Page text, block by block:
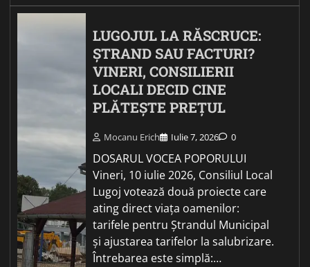
LUGOJUL LA RĂSCRUCE:
ȘTRAND SAU FACTURI?
VINERI, CONSILIERII
LOCALI DECID CINE
PLĂTEȘTE PREȚUL
Mocanu Erich Iulie 7, 2026 0
DOSARUL VOCEA POPORULUI
Vineri, 10 iulie 2026, Consiliul Local
Lugoj votează două proiecte care
ating direct viața oamenilor:
tarifele pentru Ștrandul Municipal
și ajustarea tarifelor la salubrizare.
Întrebarea este simplă:…